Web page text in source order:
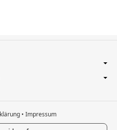
• Impressum